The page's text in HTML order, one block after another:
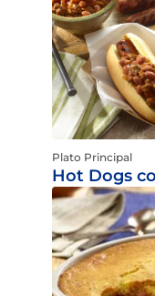
Plato Principal
Hot Dogs